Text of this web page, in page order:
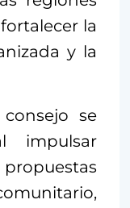
la
y la
se
impulsar